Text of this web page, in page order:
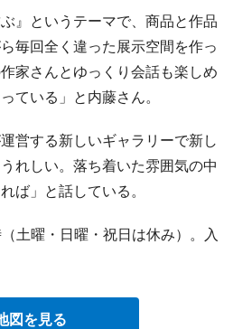
』というテーマで、商品と作品
毎回全く違った展示空間を作っ
家さんとゆっくり会話も楽しめ
ている」と内藤さん。
営する新しいギャラリーで新し
れしい。落ち着いた雰囲気の中
ば」と話している。
土曜・日曜・祝日は休み）。入
図を見る